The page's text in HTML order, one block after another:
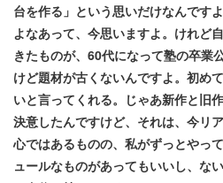
台を作る」という思いだけなんです
よなあって、今思いますよ。けれど
きたものが、60代になって塾の卒業
けど題材が古くないんですよ。初め
いと言ってくれる。じゃあ新作と旧
決意したんですけど、それは、今リ
心ではあるものの、私がずっとやっ
ュールなものがあってもいいし、な